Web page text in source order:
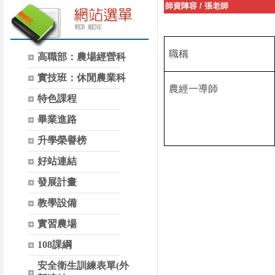
高職部：農場經營科
實技班：休閒農業科
特色課程
畢業進路
升學榮譽榜
好站連結
發展計畫
教學設備
實習農場
108課綱
安全衛生訓練表單(外
師資陣容 / 張老師
職稱
農經一導師